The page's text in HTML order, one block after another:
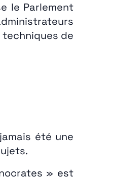
le Parlement
de
été une
» est